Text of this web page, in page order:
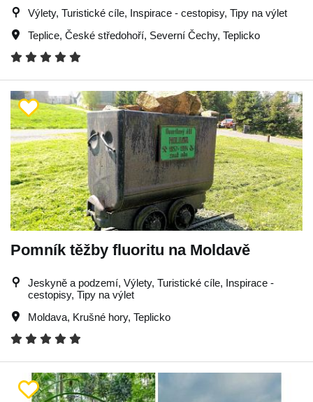
Výlety, Turistické cíle, Inspirace - cestopisy, Tipy na výlet
Teplice, České středohoří, Severní Čechy, Teplicko
Pomník těžby fluoritu na Moldavě
Jeskyně a podzemí, Výlety, Turistické cíle, Inspirace -
cestopisy, Tipy na výlet
Moldava, Krušné hory, Teplicko